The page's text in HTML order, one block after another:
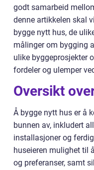
godt samarbeid
denne artikkelen skal
bygge nytt hus, de
målinger om bygging
ulike byggeprosjekter
fordeler og ulemper
Oversikt
Å bygge nytt hus er å
bunnen av, inkludert
installasjoner og
huseieren mulighet til
og preferanser, samt